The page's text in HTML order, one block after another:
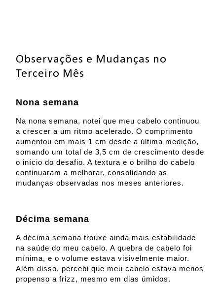
Observações e Mudanças no
Terceiro Mês
Nona semana
Na nona semana, notei que meu cabelo continuou
a crescer a um ritmo acelerado. O comprimento
aumentou em mais 1 cm desde a última medição,
somando um total de 3,5 cm de crescimento desde
o início do desafio. A textura e o brilho do cabelo
continuaram a melhorar, consolidando as
mudanças observadas nos meses anteriores.
Décima semana
A décima semana trouxe ainda mais estabilidade
na saúde do meu cabelo. A quebra de cabelo foi
mínima, e o volume estava visivelmente maior.
Além disso, percebi que meu cabelo estava menos
propenso a frizz, mesmo em dias úmidos.